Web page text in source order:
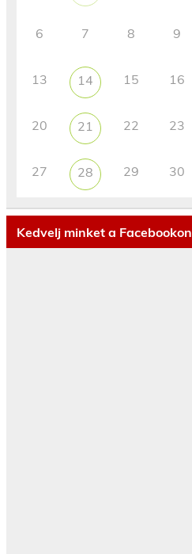
6 7 8 9
13 14 15 16
20 21 22 23
27 28 29 30
Kedvelj minket a Facebookon